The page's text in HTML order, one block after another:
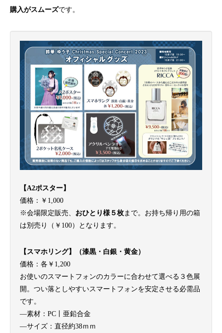
購入がスムーズです。
【A2ポスター】
価格：￥1,000
※会場限定販売、 おひとり様５枚 まで。お持ち帰り用の箱
は別売り（￥100）となります。
【スマホリング】（漆黒・白銀・黄金）
価格：各￥1,200
お使いのスマートフォンのカラーに合わせて選べる３色展
開。つい落としやすいスマートフォンを安定させる必需品
です。
—素材：PC丨亜鉛合金
—サイズ：直径約38ｍｍ